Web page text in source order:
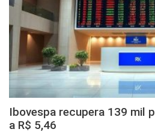
Ibovespa recupera 139 mil
a R$ 5,46